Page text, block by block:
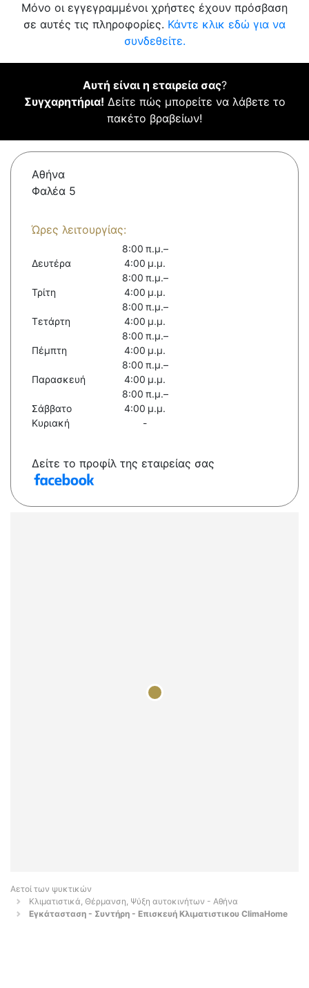
Μόνο οι εγγεγραμμένοι χρήστες έχουν πρόσβαση
σε αυτές τις πληροφορίες. Κάντε κλικ εδώ για να
συνδεθείτε.
Αυτή είναι η εταιρεία σας?
Συγχαρητήρια! Δείτε πώς μπορείτε να λάβετε το
πακέτο βραβείων!
Αθήνα
Φαλέα 5
Ώρες λειτουργίας:
Δευτέρα
8:00 π.μ.–
4:00 μ.μ.
Τρίτη
8:00 π.μ.–
4:00 μ.μ.
Τετάρτη
8:00 π.μ.–
4:00 μ.μ.
Πέμπτη
8:00 π.μ.–
4:00 μ.μ.
Παρασκευή
8:00 π.μ.–
4:00 μ.μ.
Σάββατο
8:00 π.μ.–
4:00 μ.μ.
Κυριακή
-
Δείτε το προφίλ της εταιρείας σας
Αετοί των ψυκτικών
Κλιματιστικά, Θέρμανση, Ψύξη αυτοκινήτων - Αθήνα
Εγκάτασταση - Συντήρη - Επισκευή Κλιματιστικου ClimaHome